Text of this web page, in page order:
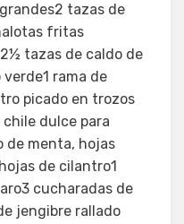
tazas de
fritas
tazas de caldo de
rama de
picado en trozos
chile dulce para
de menta, hojas
de cilantro1
cucharadas de
jengibre rallado